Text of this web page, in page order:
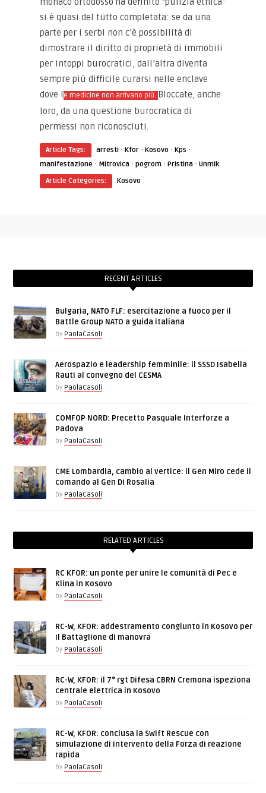
si è quasi del tutto completata: se da una
parte per i serbi non c’è possibilità di
dimostrare il diritto di proprietà di immobili
per intoppi burocratici, dall’altra diventa
sempre più difficile curarsi nelle enclave
dove le medicine non arrivano più. Bloccate, anche
loro, da una questione burocratica di
permessi non riconosciuti.
Article Tags: arresti ·Kfor ·Kosovo ·Kps ·
manifestazione · Mitrovica ·pogrom ·Pristina ·Unmik
Article Categories:
Kosovo
RECENT ARTICLES
Bulgaria, NATO FLF: esercitazione a fuoco per il
Battle Group NATO a guida italiana
by PaolaCasoli
Aerospazio e leadership femminile: il SSSD Isabella
Rauti al convegno del CESMA
by PaolaCasoli
COMFOP NORD: Precetto Pasquale Interforze a
Padova
by PaolaCasoli
CME Lombardia, cambio al vertice: il Gen Miro cede il
comando al Gen Di Rosalia
by PaolaCasoli
RELATED ARTICLES
RC KFOR: un ponte per unire le comunità di Pec e
Klina in Kosovo
by PaolaCasoli
RC-W, KFOR: addestramento congiunto in Kosovo per
il Battaglione di manovra
by PaolaCasoli
RC-W, KFOR: il 7° rgt Difesa CBRN Cremona ispeziona
centrale elettrica in Kosovo
by PaolaCasoli
RC-W, KFOR: conclusa la Swift Rescue con
simulazione di intervento della Forza di reazione
rapida
by PaolaCasoli